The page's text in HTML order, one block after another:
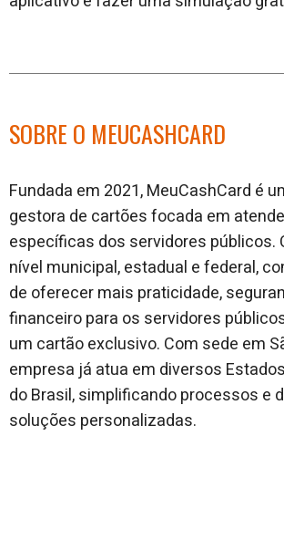
SOBRE O MEUCASHCARD
Fundada em 2021, MeuCashCard é
gestora de cartões focada em
específicas dos servidores públicos.
nível municipal, estadual e federal,
de oferecer mais praticidade,
financeiro para os servidores
um cartão exclusivo. Com sede em
empresa já atua em diversos
do Brasil, simplificando processos e
soluções personalizadas.